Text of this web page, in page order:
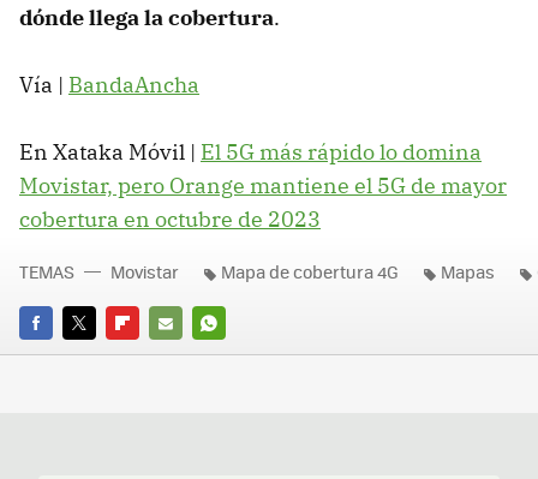
dónde llega la cobertura.
Vía | BandaAncha
En Xataka Móvil | El 5G más rápido lo domina
Movistar, pero Orange mantiene el 5G de mayor
cobertura en octubre de 2023
FACEBOOK
TWITTERFLIPBOARD
E-
WHATSAPP
TEMAS Movistar Mapa de cobertura 4G Mapas